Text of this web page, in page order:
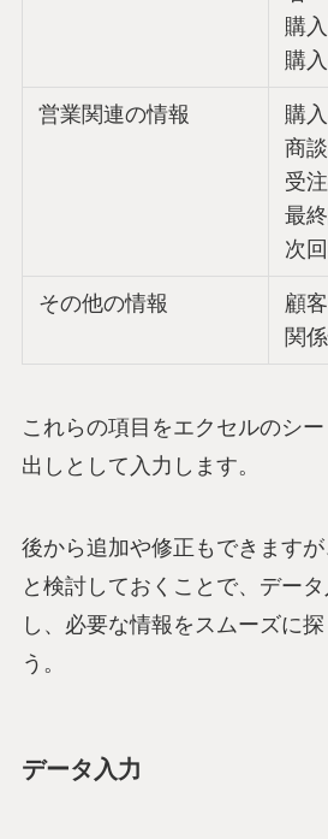
購
購
営業関連の情報
購
商
受
最
次
その他の情報
顧
関
これらの項目をエクセルのシ
出しとして入力します。
後から追加や修正もできます
と検討しておくことで、デー
し、必要な情報をスムーズに
う。
データ入力